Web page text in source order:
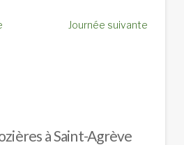
Journée suivante
à Saint-Agrève